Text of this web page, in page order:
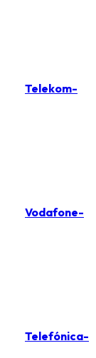
Telekom-
Vodafone-
Telefónica-